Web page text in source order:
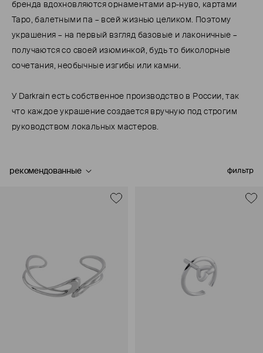
бренда вдохновляются орнаментами ар-нуво, картами
Таро, балетными па – всей жизнью целиком. Поэтому
украшения – на первый взгляд базовые и лаконичные –
получаются со своей изюминкой, будь то биколорные
сочетания, необычные изгибы или камни.
У Darkrain есть собственное производство в России, так
что каждое украшение создается вручную под строгим
руководством локальных мастеров.
фильтр
рекомендованные